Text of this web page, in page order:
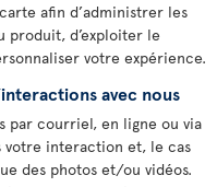
afin d’administrer les
produit, d’exploiter le
votre expérience.
avec nous
par courriel, en ligne ou via
votre interaction et, le cas
des photos et/ou vidéos.